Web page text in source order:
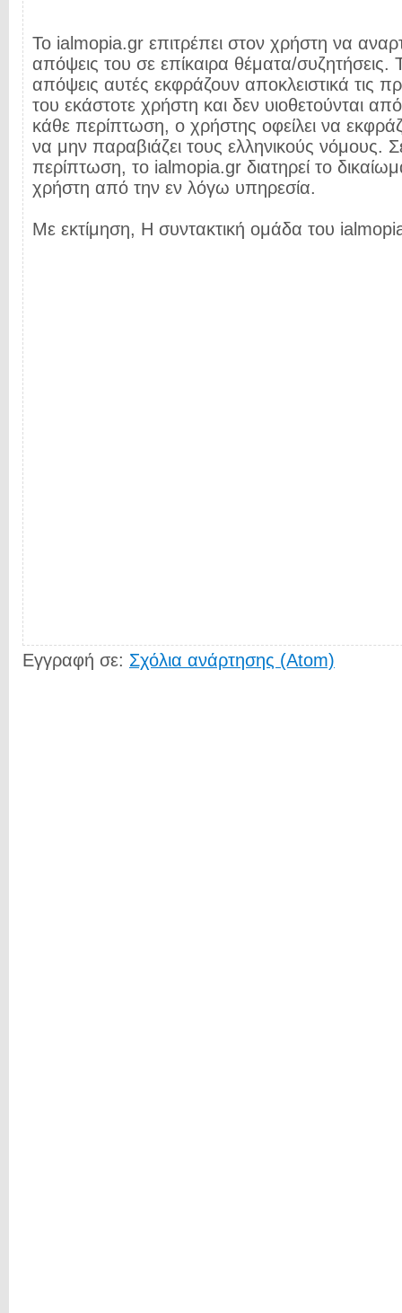
Το ialmopia.gr επιτρέπει στον χρήστη να
απόψεις του σε επίκαιρα θέματα/συζητήσεις.
απόψεις αυτές εκφράζουν αποκλειστικά τις
του εκάστοτε χρήστη και δεν υιοθετούνται
κάθε περίπτωση, ο χρήστης οφείλει να
να μην παραβιάζει τους ελληνικούς νόμους.
περίπτωση, το ialmopia.gr διατηρεί το
χρήστη από την εν λόγω υπηρεσία.
Με εκτίμηση, Η συντακτική ομάδα του
Εγγραφή σε: Σχόλια ανάρτησης (Atom)